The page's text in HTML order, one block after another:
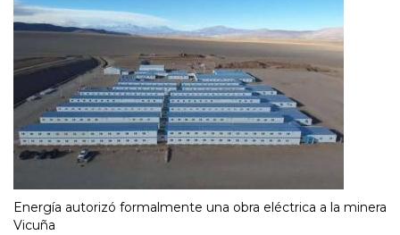
Energía autorizó formalmente una obra eléctrica a la minera
Vicuña